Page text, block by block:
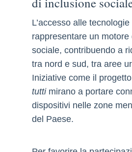
L’accesso alle
rappresentare un motore
sociale, contribuendo a
tra nord e sud, tra aree
Iniziative come il progetto
tuttimirano a portare
dispositivi nelle zone
del Paese.